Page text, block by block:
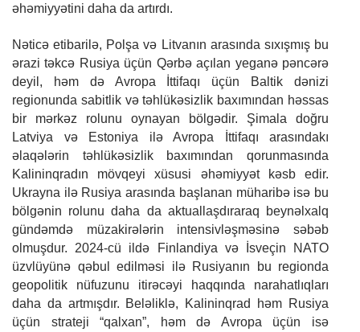
əhəmiyyətini daha da artırdı.
Nəticə etibarilə, Polşa və Litvanın arasında sıxışmış bu
ərazi təkcə Rusiya üçün Qərbə açılan yeganə pəncərə
deyil, həm də Avropa İttifaqı üçün Baltik dənizi
regionunda sabitlik və təhlükəsizlik baxımından həssas
bir mərkəz rolunu oynayan bölgədir. Şimala doğru
Latviya və Estoniya ilə Avropa İttifaqı arasındakı
əlaqələrin təhlükəsizlik baxımından qorunmasında
Kalininqradın mövqeyi xüsusi əhəmiyyət kəsb edir.
Ukrayna ilə Rusiya arasında başlanan müharibə isə bu
bölgənin rolunu daha da aktuallaşdıraraq beynəlxalq
gündəmdə müzakirələrin intensivləşməsinə səbəb
olmuşdur. 2024-cü ildə Finlandiya və İsveçin NATO
üzvlüyünə qəbul edilməsi ilə Rusiyanın bu regionda
geopolitik nüfuzunu itirəcəyi haqqında narahatlıqları
daha da artmışdır. Beləliklə, Kalininqrad həm Rusiya
üçün strateji “qalxan”, həm də Avropa üçün isə